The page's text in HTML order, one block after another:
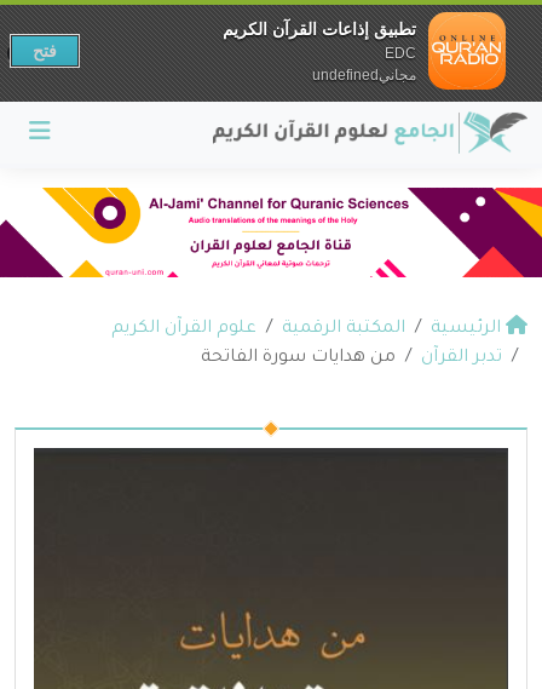
الرئيسية المكتبة الرقمية
علوم القرآن الكريم
تدبر القرآن
من هدايات سورة الفاتحة
تطبيق إذاعات القرآن الكريم
EDC
مجانيundefined
فتح